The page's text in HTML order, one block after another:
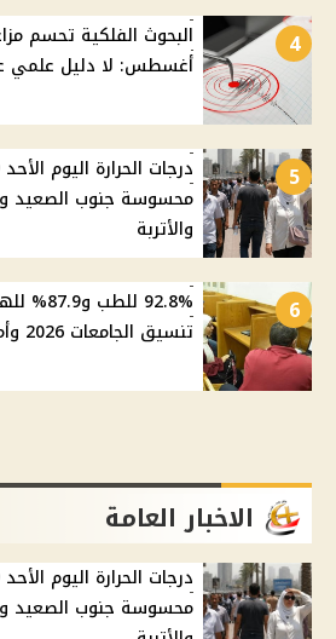
4
أغسطس: لا دليل علمي
5
محسوسة جنوب الصعيد
والأتربة
6
92.8%
تنسيق الجامعات 2026 وأماكن المرحلة الثانية
الاخبار العامة
محسوسة جنوب الصعيد